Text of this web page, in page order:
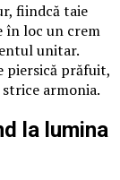
fiindcă taie
în loc un crem
unitar.
piersică prăfuit,
armonia.
la lumina